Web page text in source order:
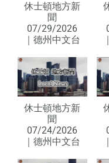
休士頓地方新
聞
07/29/2026
｜德州中文台
休士頓地方新
聞
07/24/2026
｜德州中文台